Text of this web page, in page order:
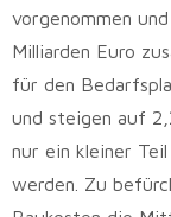
vorgenommen
Milliarden Euro
für den
und steigen auf
nur ein kleiner
werden. Zu